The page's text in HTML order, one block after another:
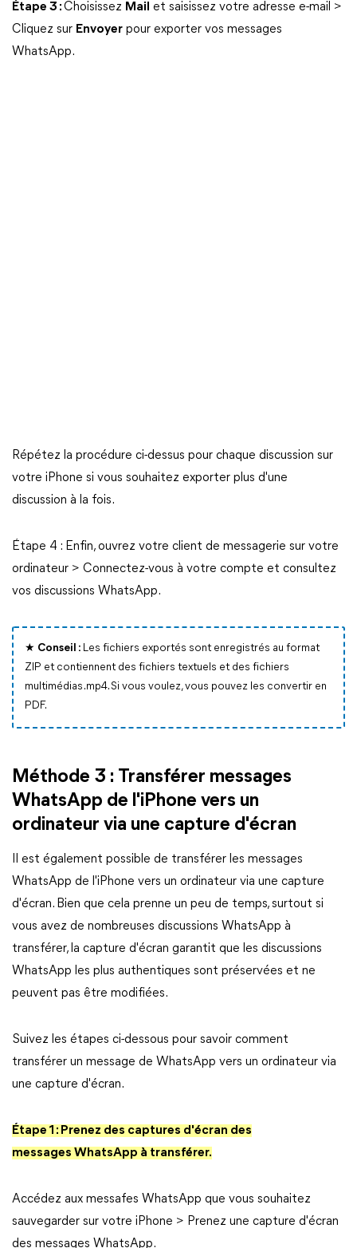
Étape 3 :Choisissez Mail et saisissez votre adresse e-mail >
Cliquez sur Envoyer pour exporter vos messages
WhatsApp.
Répétez la procédure ci-dessus pour chaque discussion sur
votre iPhone si vous souhaitez exporter plus d'une
discussion à la fois.
Étape 4 : Enfin, ouvrez votre client de messagerie sur votre
ordinateur > Connectez-vous à votre compte et consultez
vos discussions WhatsApp.
★ Conseil : Les fichiers exportés sont enregistrés au format
ZIP et contiennent des fichiers textuels et des fichiers
multimédias .mp4. Si vous voulez, vous pouvez les convertir en
PDF.
Méthode 3 : Transférer messages
WhatsApp de l'iPhone vers un
ordinateur via une capture d'écran
Il est également possible de transférer les messages
WhatsApp de l'iPhone vers un ordinateur via une capture
d'écran. Bien que cela prenne un peu de temps, surtout si
vous avez de nombreuses discussions WhatsApp à
transférer, la capture d'écran garantit que les discussions
WhatsApp les plus authentiques sont préservées et ne
peuvent pas être modifiées.
Suivez les étapes ci-dessous pour savoir comment
transférer un message de WhatsApp vers un ordinateur via
une capture d'écran.
Étape 1 : Prenez des captures d'écran des
messages WhatsApp à transférer.
Accédez aux messafes WhatsApp que vous souhaitez
sauvegarder sur votre iPhone > Prenez une capture d'écran
des messages WhatsApp.